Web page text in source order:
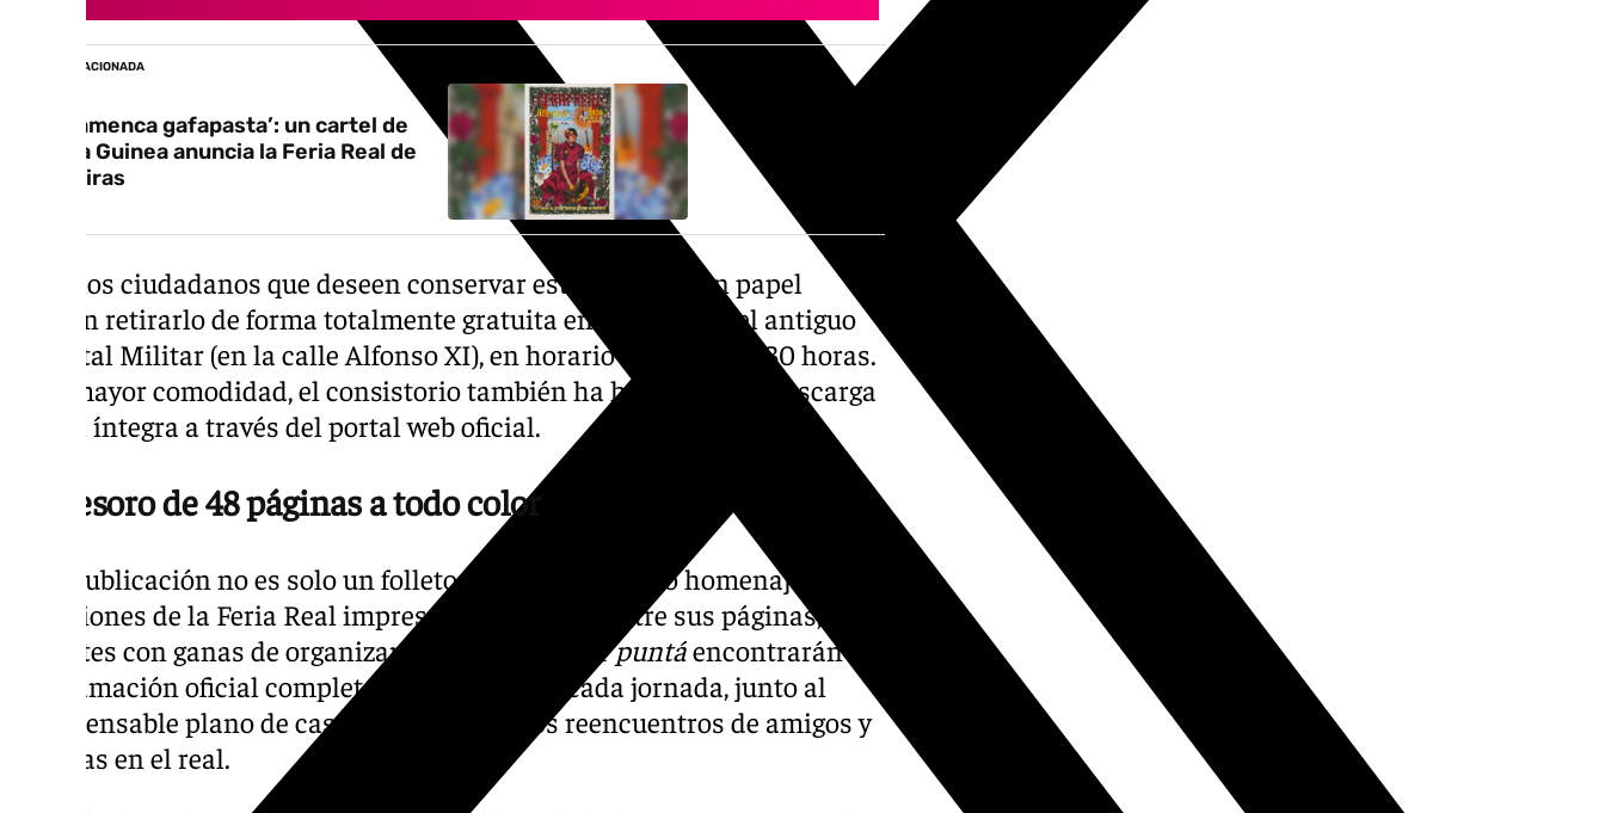
NOTICIA RELACIONADA
‘La flamenca gafapasta’: un cartel de
Marga Guinea anuncia la Feria Real de
Algeciras
Aquellos ciudadanos que deseen conservar este recuerdo en papel
pueden retirarlo de forma totalmente gratuita en el edificio del antiguo
Hospital Militar (en la calle Alfonso XI), en horario de 9:00 a 13:30 horas.
Para mayor comodidad, el consistorio también ha habilitado la descarga
digital íntegra a través del portal web oficial.
Un tesoro de 48 páginas a todo color
Esta publicación no es solo un folleto, sino un auténtico homenaje a las
tradiciones de la Feria Real impreso a todo color. Entre sus páginas, los
feriantes con ganas de organizarse para no perderpuntáencontrarán la
programación oficial completa para planificar cada jornada, junto al
indispensable plano de casetas que guiará los reencuentros de amigos y
familias en el real.